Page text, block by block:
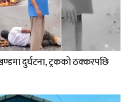
दुर्घटना, ट्रकको ठक्करपछि